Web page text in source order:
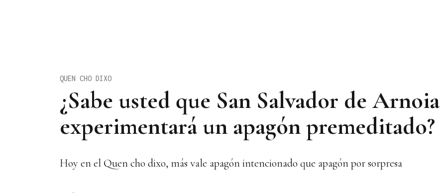
¿Sabe usted que San Salvador de Arnoia
experimentará un apagón premeditado?
QUEN CHO DIXO
Hoy en el Quen cho dixo, más vale apagón intencionado que apagón por sorpresa